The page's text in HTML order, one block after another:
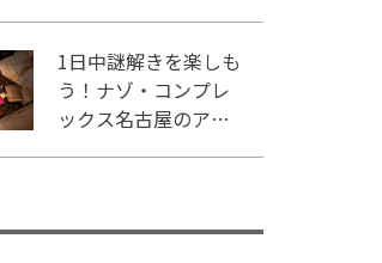
1日中謎解きを楽しも
う！ナゾ・コンプレ
ックス名古屋のアク